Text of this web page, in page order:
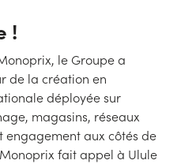
!
le Groupe a
de la création en
déployée sur
magasins, réseaux
engagement aux côtés de
fait appel à Ulule